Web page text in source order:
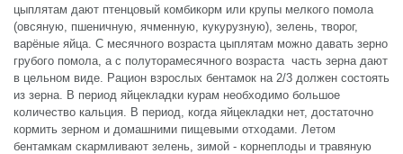
цыплятам дают птенцовый комбикорм или крупы мелкого помола
(овсяную, пшеничную, ячменную, кукурузную), зелень, творог,
варёные яйца. С месячного возраста цыплятам можно давать зерно
грубого помола, а с полуторамесячного возраста часть зерна дают
в цельном виде. Рацион взрослых бентамок на 2/3 должен состоять
из зерна. В период яйцекладки курам необходимо большое
количество кальция. В период, когда яйцекладки нет, достаточно
кормить зерном и домашними пищевыми отходами. Летом
бентамкам скармливают зелень, зимой - корнеплоды и травяную